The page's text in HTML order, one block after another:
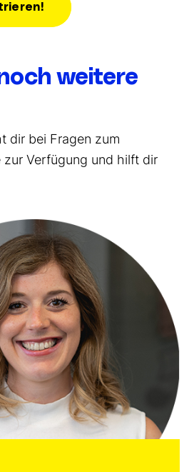
weitere
dir bei Fragen zum
zur Verfügung und hilft dir